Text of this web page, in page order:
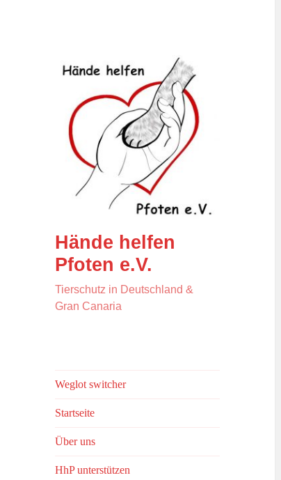
Hände helfen
Pfoten e.V.
Tierschutz in Deutschland &
Gran Canaria
Weglot switcher
Startseite
Über uns
HhP unterstützen